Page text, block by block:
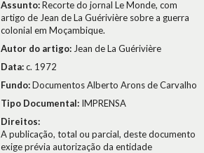
Assunto:Recorte do jornal Le Monde, com
artigo de Jean de La Guérivière sobre a guerra
colonial em Moçambique.
Autor do artigo: Jean de La Guérivière
Data:c. 1972
Fundo:Documentos Alberto Arons de Carvalho
Tipo Documental: IMPRENSA
Direitos:
A publicação, total ou parcial, deste documento
exige prévia autorização da entidade